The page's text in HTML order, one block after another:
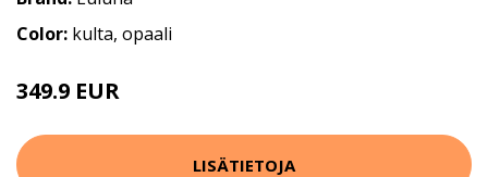
Color: kulta, opaali
349.9 EUR
LISÄTIETOJA